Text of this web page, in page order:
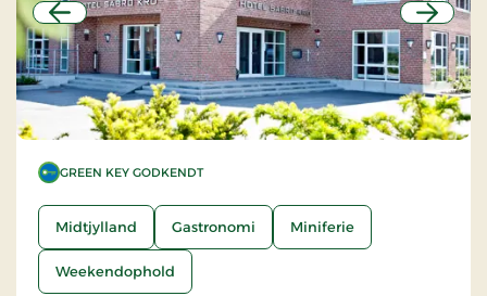
Forrige Næste
GREEN KEY GODKENDT
Midtjylland Gastronomi Miniferie
Weekendophold